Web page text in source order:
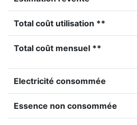
Total coût utilisation **
Total coût mensuel **
Electricité consommée
Essence non consommée